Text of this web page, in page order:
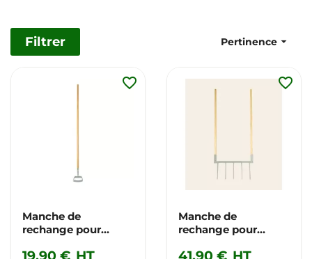
Filtrer Pertinence
Manche de
rechange pour
Growers & Co.
19,90 € HT
favorite_border
Manche de
rechange pour
& Co.
41,90 € HT
favorite_border